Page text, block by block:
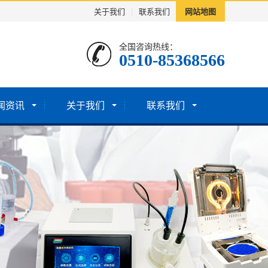
关于我们 联系我们 网站地图
全国咨询热线：
0510-85368566
资讯 关于我们 联系我们